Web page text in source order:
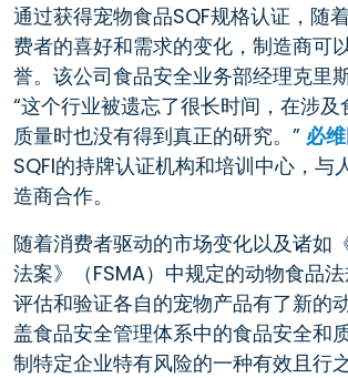
通过获得宠物食品SQF规格认证，随
费者的喜好和需求的变化，制造商可
誉。该公司食品安全业务部经理克里
“这个行业被遗忘了很长时间，在涉
质量时也没有得到真正的研究。” 必
SQFI的持牌认证机构和培训中心，与
造商合作。
随着消费者驱动的市场变化以及诸如
法案》（FSMA）中规定的动物食品
评估和验证各自的宠物产品有了新的
盖食品安全管理体系中的食品安全和
制特定企业特有风险的一种有效且行